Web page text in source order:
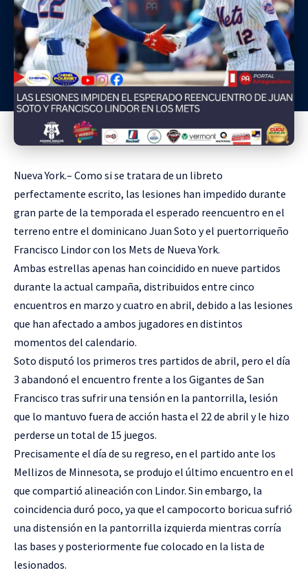
Nueva York.– Como si se tratara de un libreto
perfectamente escrito, las lesiones han impedido durante
gran parte de la temporada el esperado reencuentro en el
terreno entre el dominicano Juan Soto y el puertorriqueño
Francisco Lindor con los Mets de Nueva York.
Ambas estrellas apenas han coincidido en nueve partidos
durante la actual campaña, distribuidos entre cinco
encuentros en marzo y cuatro en abril, debido a las lesiones
que han afectado a ambos jugadores en distintos
momentos del calendario.
Soto disputó los primeros tres partidos de abril, pero el día
3 abandonó el encuentro frente a los Gigantes de San
Francisco tras sufrir una tensión en la pantorrilla, lesión
que lo mantuvo fuera de acción hasta el 22 de abril y le hizo
perderse un total de 15 juegos.
Precisamente el día de su regreso, en el partido ante los
Mellizos de Minnesota, se produjo el último encuentro en el
que compartió alineación con Lindor. Sin embargo, la
coincidencia duró poco, ya que el campocorto boricua sufrió
una distensión en la pantorrilla izquierda mientras corría
las bases y posteriormente fue colocado en la lista de
lesionados.